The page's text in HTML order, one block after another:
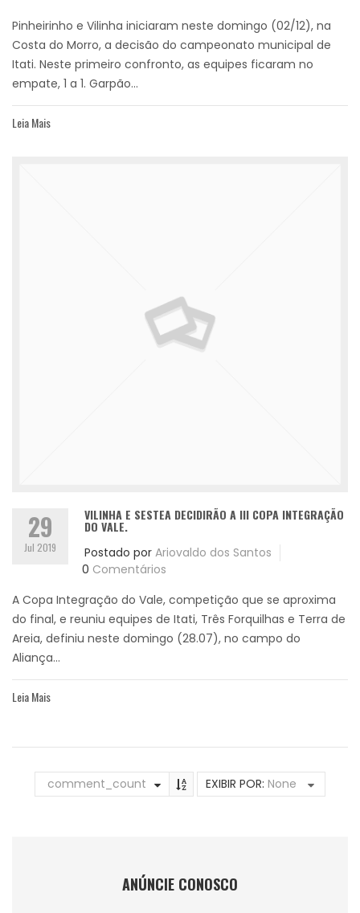
Pinheirinho e Vilinha iniciaram neste domingo (02/12), na
Costa do Morro, a decisão do campeonato municipal de
Itati. Neste primeiro confronto, as equipes ficaram no
empate, 1 a 1. Garpão...
Leia Mais
29
Jul 2019
VILINHA E SESTEA DECIDIRÃO A III COPA INTEGRAÇÃO
DO VALE.
Postado por Ariovaldo dos Santos
0 Comentários
A Copa Integração do Vale, competição que se aproxima
do final, e reuniu equipes de Itati, Três Forquilhas e Terra de
Areia, definiu neste domingo (28.07), no campo do
Aliança...
Leia Mais
comment_count EXIBIR POR: None
ANÚNCIE CONOSCO